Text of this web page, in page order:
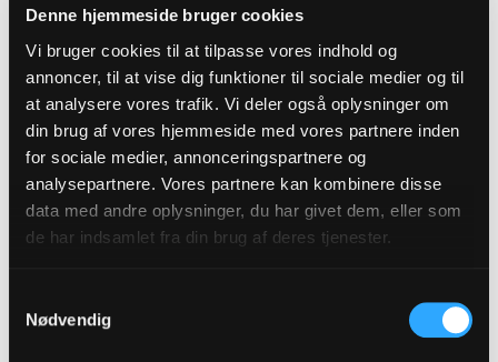
Denne hjemmeside bruger cookies
Vi bruger cookies til at tilpasse vores indhold og
annoncer, til at vise dig funktioner til sociale medier og til
at analysere vores trafik. Vi deler også oplysninger om
din brug af vores hjemmeside med vores partnere inden
for sociale medier, annonceringspartnere og
analysepartnere. Vores partnere kan kombinere disse
data med andre oplysninger, du har givet dem, eller som
de har indsamlet fra din brug af deres tjenester.
Nødvendig
For et par år siden viste en undersøgelse, at en del
af de forældre, der fravælger barnedåben, gør
det, fordi de vil lade at deres barn træffe
beslutningen selv. Det argument undrer Margrethe
Brun Hansen. For indtil barnet når en vis alder,
træffer man som forældre mange valg på barnets
vegne. Det kan være valg om vaccinationer,
- Siger man nej på barnets vegne, fravælger man
det fællesskab, som kirkerummet tilbyder. Det